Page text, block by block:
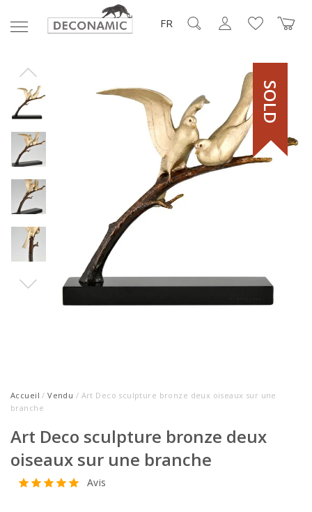
FR
SOLD
Accueil /Vendu / Art Deco sculpture bronze deux oiseaux sur une
branche
Art Deco sculpture bronze deux
oiseaux sur une branche
Avis